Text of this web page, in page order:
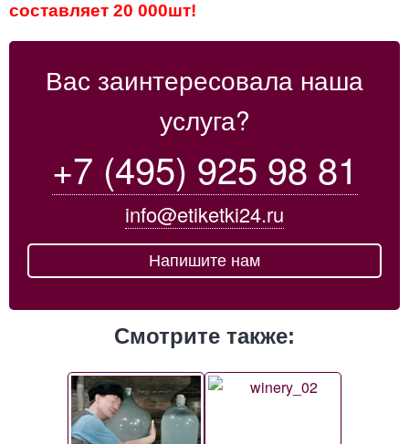
составляет 20 000шт!
Вас заинтересовала наша
услуга?
+7 (495) 925 98 81
info@etiketki24.ru
Напишите нам
Смотрите также: